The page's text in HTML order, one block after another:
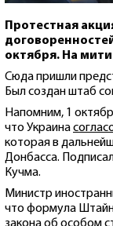
Протестная
октября. На
Сюда пришли
Был создан штаб
Напомним, 1
что Украина
которая в
Донбасса.
Кучма.
Министр
что формула